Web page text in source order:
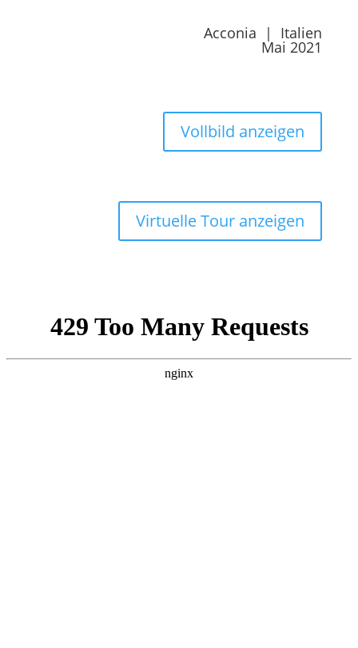
Acconia | Italien
Mai 2021
Vollbild anzeigen
Virtuelle Tour anzeigen